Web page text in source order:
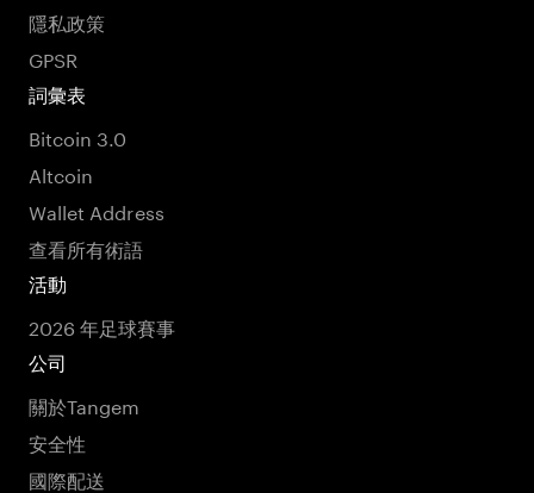
隱私政策
GPSR
詞彙表
Bitcoin 3.0
Altcoin
Wallet Address
查看所有術語
活動
2026 年足球賽事
公司
關於Tangem
安全性
國際配送